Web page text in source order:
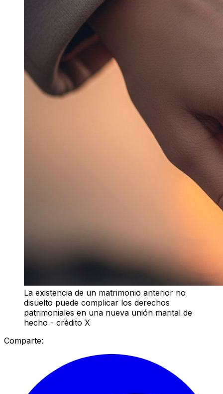
La existencia de un matrimonio anterior no
disuelto puede complicar los derechos
patrimoniales en una nueva unión marital de
hecho - crédito X
Comparte: